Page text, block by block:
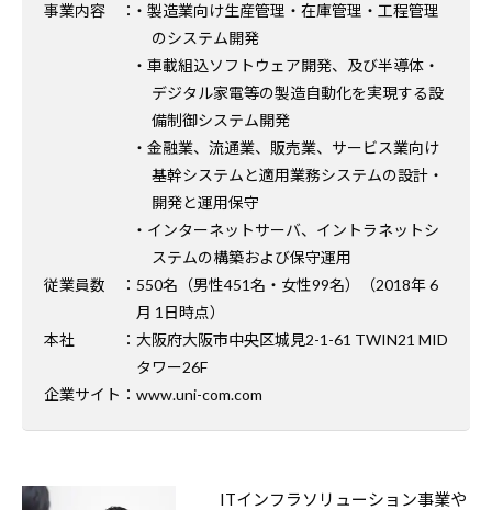
事業内容
： ・製造業向け生産管理・在庫管理・工程管理
のシステム開発
・車載組込ソフトウェア開発、及び半導体・
デジタル家電等の製造自動化を実現する設
備制御システム開発
・金融業、流通業、販売業、サービス業向け
基幹システムと適用業務システムの設計・
開発と運用保守
・インターネットサーバ、イントラネットシ
ステムの構築および保守運用
従業員数
：550名（男性451名・女性99名）（2018年 6
月 1日時点）
本社
：大阪府大阪市中央区城見2-1-61 TWIN21 MID
タワー26F
企業サイト ：www.uni-com.com
ITインフラソリューション事業や